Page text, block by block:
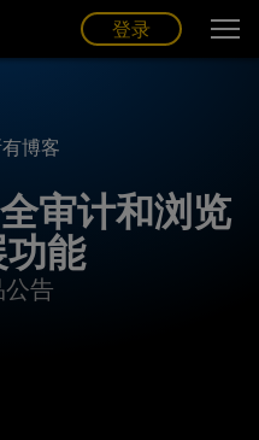
登录
博客
审计和浏览
能
公告